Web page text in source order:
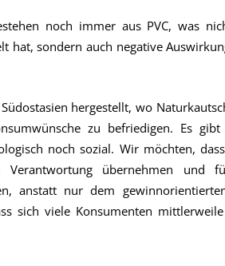
noch immer aus PVC, was
hat, sondern auch negative
hergestellt, wo
zu befriedigen. Es
noch sozial. Wir möchten,
Verantwortung übernehmen und
anstatt nur dem
sich viele Konsumenten